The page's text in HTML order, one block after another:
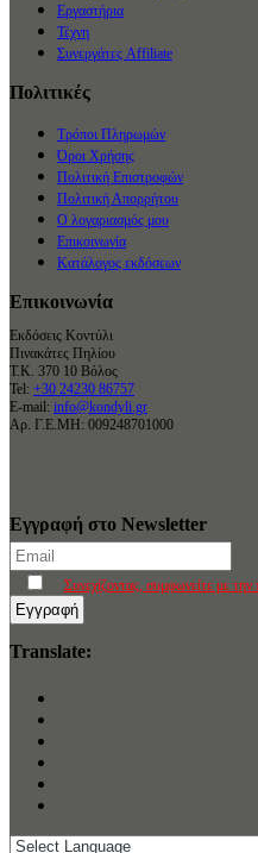
Εργαστήρια
Τέχνη
Συνεργάτες Affiliate
Πολιτικές
Τρόποι Πληρωμών
Όροι Χρήσης
Πολιτική Επιστροφών
Πολιτική Απορρήτου
Ο λογαριασμός μου
Επικοινωνία
Κατάλογος εκδόσεων
Επικοινωνία
Εκδόσεις Κοντύλι
Πινακάτες Πηλίου
Τ.Κ. 370 10 Βόλος
Tel: +30 24230 86757
E-mail: info@kondyli.gr
Αρ. Γ.Ε.ΜΗ: 009248701000
Εγγραφή στο Newsletter
Συνεχίζοντας, συμφωνείτε με
Translate: